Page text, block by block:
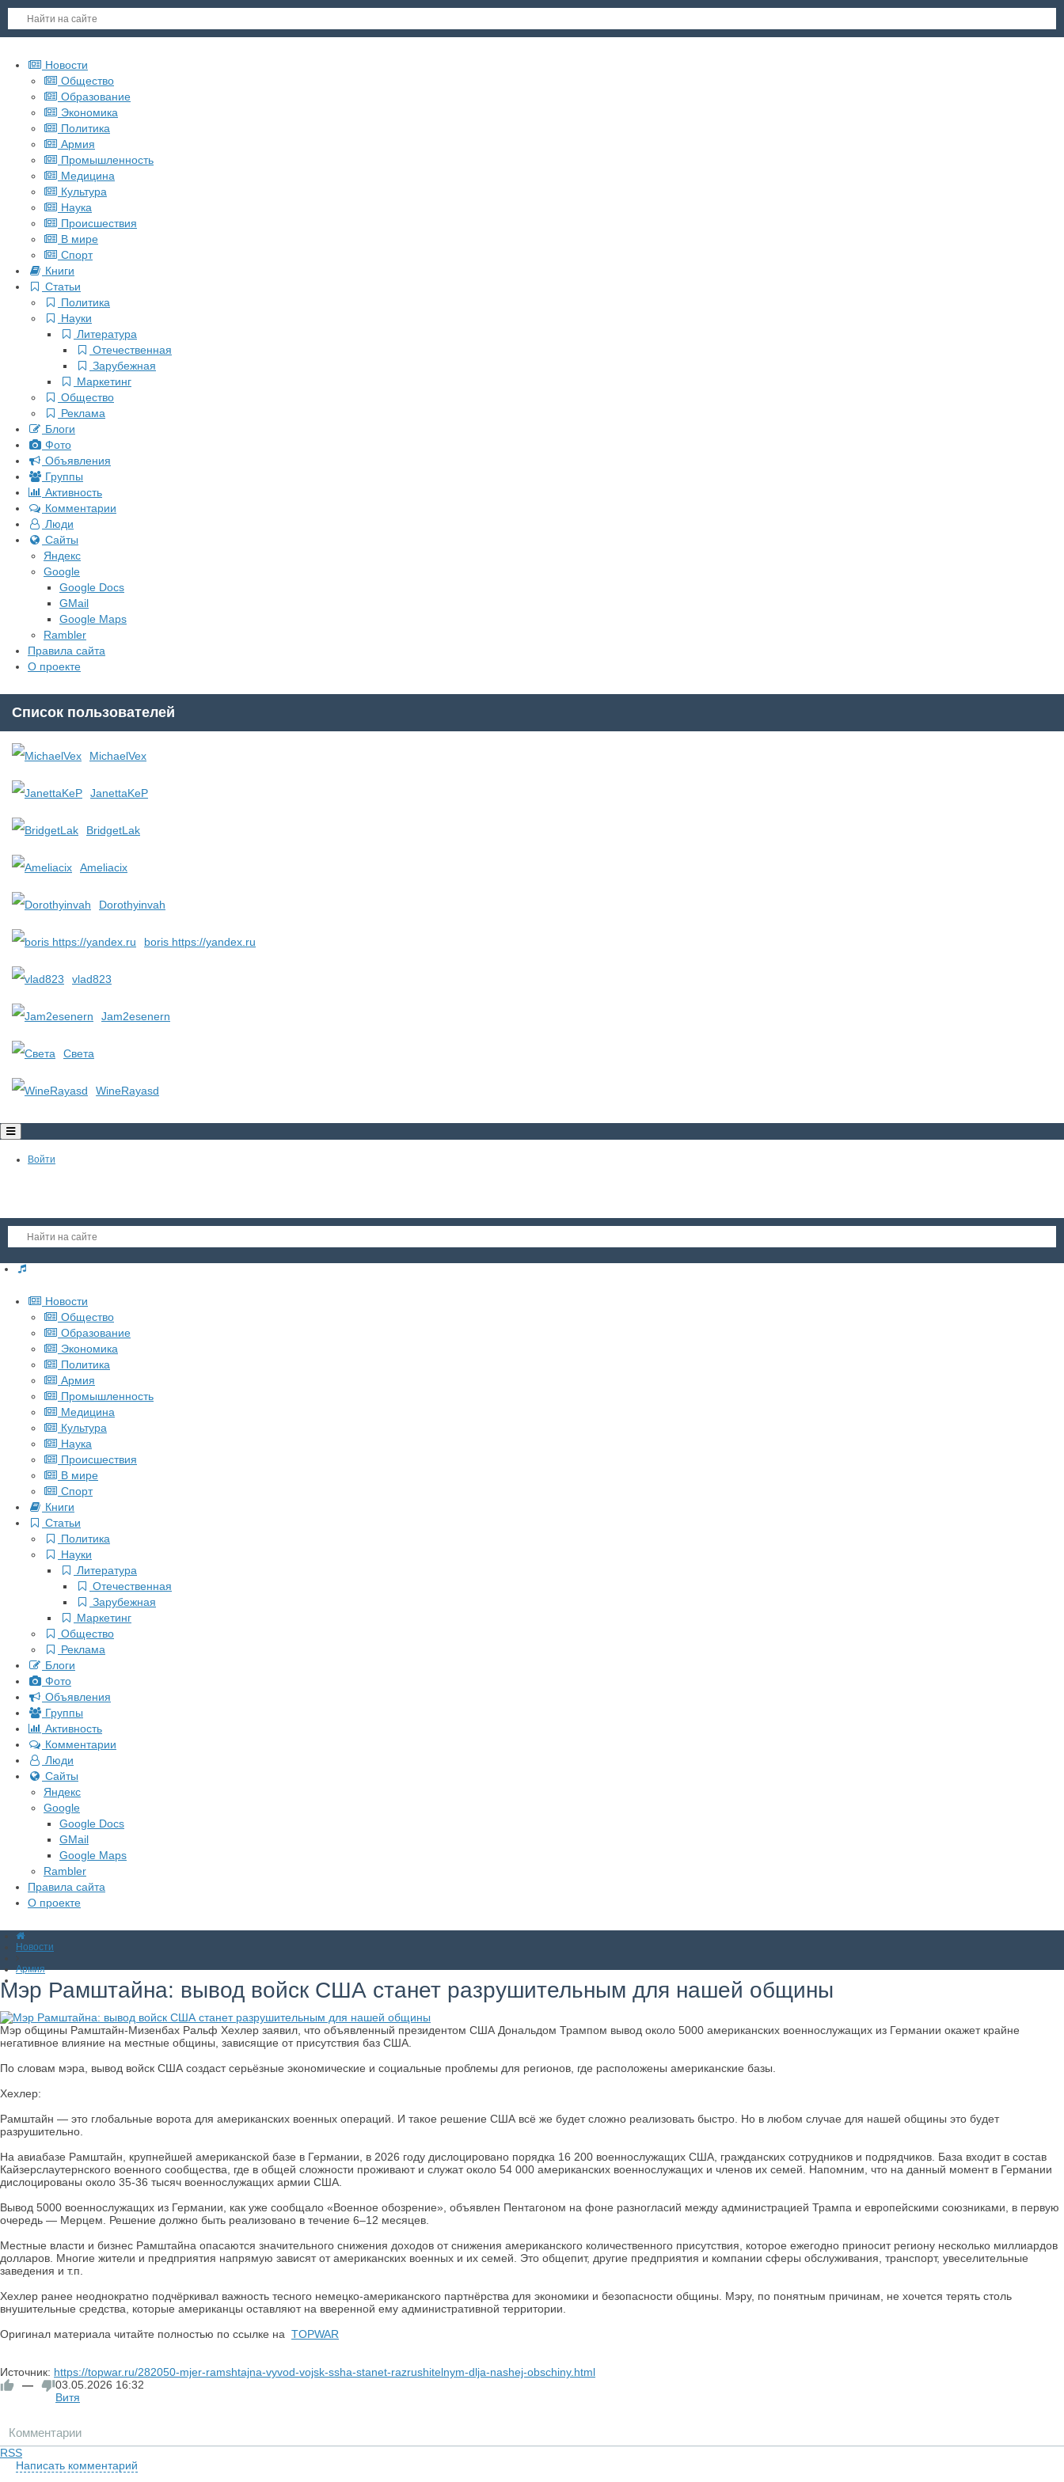
Новости
Общество
Образование
Экономика
Политика
Армия
Промышленность
Медицина
Культура
Наука
Происшествия
В мире
Спорт
Книги
Статьи
Политика
Науки
Литература
Отечественная
Зарубежная
Маркетинг
Общество
Реклама
Блоги
Фото
Объявления
Группы
Активность
Комментарии
Люди
Сайты
Яндекс
Google
Google Docs
GMail
Google Maps
Rambler
Правила сайта
О проекте
Список пользователей
MichaelVex
JanettaKeP
BridgetLak
Ameliacix
Dorothyinvah
boris https://yandex.ru
vlad823
Jam2esenern
Света
WineRayasd
Toggle
navigation
Войти
Гость
Войти
Регистрация
Новости
Общество
Образование
Экономика
Политика
Армия
Промышленность
Медицина
Культура
Наука
Происшествия
В мире
Спорт
Книги
Статьи
Политика
Науки
Литература
Отечественная
Зарубежная
Маркетинг
Общество
Реклама
Блоги
Фото
Объявления
Группы
Активность
Комментарии
Люди
Сайты
Яндекс
Google
Google Docs
GMail
Google Maps
Rambler
Правила сайта
О проекте
Новости
Армия
Мэр Рамштайна: вывод войск США станет разрушительным для нашей общины
Мэр общины Рамштайн-Мизенбах Ральф Хехлер заявил, что объявленный президентом США Дональдом Трампом вывод около 5000 американских военнослужащих из Германии окажет крайне
негативное влияние на местные общины, зависящие от присутствия баз США.
По словам мэра, вывод войск США создаст серьёзные экономические и социальные проблемы для регионов, где расположены американские базы.
Хехлер:
Рамштайн — это глобальные ворота для американских военных операций. И такое решение США всё же будет сложно реализовать быстро. Но в любом случае для нашей общины это будет
разрушительно.
На авиабазе Рамштайн, крупнейшей американской базе в Германии, в 2026 году дислоцировано порядка 16 200 военнослужащих США, гражданских сотрудников и подрядчиков. База входит в состав
Кайзерслаутернского военного сообщества, где в общей сложности проживают и служат около 54 000 американских военнослужащих и членов их семей. Напомним, что на данный момент в Германии
дислоцированы около 35-36 тысяч военнослужащих армии США.
Вывод 5000 военнослужащих из Германии, как уже сообщало «Военное обозрение», объявлен Пентагоном на фоне разногласий между администрацией Трампа и европейскими союзниками, в первую
очередь — Мерцем. Решение должно быть реализовано в течение 6–12 месяцев.
Местные власти и бизнес Рамштайна опасаются значительного снижения доходов от снижения американского количественного присутствия, которое ежегодно приносит региону несколько миллиардов
долларов. Многие жители и предприятия напрямую зависят от американских военных и их семей. Это общепит, другие предприятия и компании сферы обслуживания, транспорт, увеселительные
заведения и т.п.
Хехлер ранее неоднократно подчёркивал важность тесного немецко-американского партнёрства для экономики и безопасности общины. Мэру, по понятным причинам, не хочется терять столь
внушительные средства, которые американцы оставляют на вверенной ему административной территории.
Оригинал материала читайте полностью по ссылке на TOPWAR
Источник: https://topwar.ru/282050-mjer-ramshtajna-vyvod-vojsk-ssha-stanet-razrushitelnym-dlja-nashej-obschiny.html
—
03.05.2026 16:32
Витя
Комментарии
RSS
Написать комментарий